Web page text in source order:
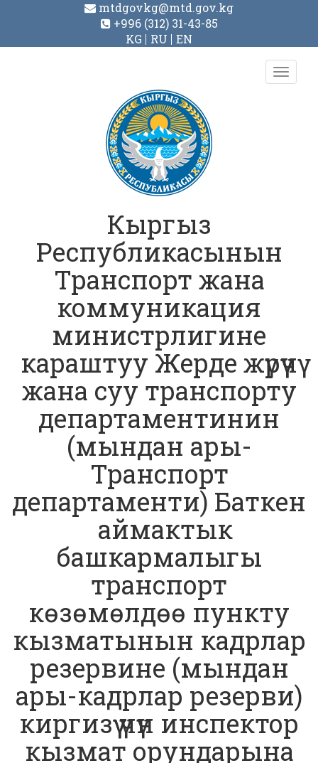
mtdgovkg@mtd.gov.kg
+996 (312) 31-43-85
KG
RU EN
Toggle
Кыргыз
Республикасынын
Транспорт жана
коммуникация
министрлигине
караштуу Жерде жүрүүчү
жана суу транспорту
департаментинин
(мындан ары-
Транспорт
департаменти) Баткен
аймактык
башкармалыгы
транспорт
көзөмөлдөө пункту
кызматынын кадрлар
резервине (мындан
ары-кадрлар резерви)
киргизүү үчүн инспектор
кызмат орундарына